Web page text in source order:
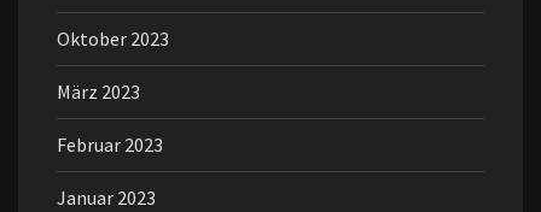
Oktober 2023
März 2023
Februar 2023
Januar 2023